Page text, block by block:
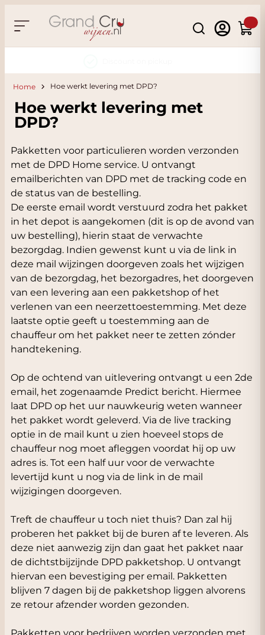
Search
Cart
Home Hoe werkt levering met DPD?
Hoe werkt levering met
DPD?
Pakketten voor particulieren worden verzonden
met de DPD Home service. U ontvangt
emailberichten van DPD met de tracking code en
de status van de bestelling.
De eerste email wordt verstuurd zodra het pakket
in het depot is aangekomen (dit is op de avond van
uw bestelling), hierin staat de verwachte
bezorgdag. Indien gewenst kunt u via de link in
deze mail wijzingen doorgeven zoals het wijzigen
van de bezorgdag, het bezorgadres, het doorgeven
van een levering aan een pakketshop of het
verlenen van een neerzettoestemming. Met deze
laatste optie geeft u toestemming aan de
chauffeur om het pakket neer te zetten zónder
handtekening.
Op de ochtend van uitlevering ontvangt u een 2de
email, het zogenaamde Predict bericht. Hiermee
laat DPD op het uur nauwkeurig weten wanneer
het pakket wordt geleverd. Via de live tracking
optie in de mail kunt u zien hoeveel stops de
chauffeur nog moet afleggen voordat hij op uw
adres is. Tot een half uur voor de verwachte
levertijd kunt u nog via de link in de mail
wijzigingen doorgeven.
Treft de chauffeur u toch niet thuis? Dan zal hij
proberen het pakket bij de buren af te leveren. Als
deze niet aanwezig zijn dan gaat het pakket naar
de dichtstbijzijnde DPD pakketshop. U ontvangt
hiervan een bevestiging per email. Pakketten
blijven 7 dagen bij de pakketshop liggen alvorens
ze retour afzender worden gezonden.